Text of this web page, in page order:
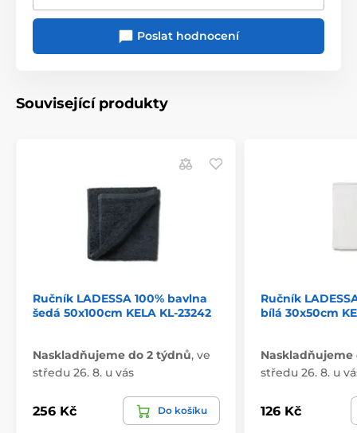
Poslat hodnocení
Související produkty
Ručník LADESSA 100% bavlna
šedá 50x100cm KELA KL-23242
Naskladňujeme do 2 týdnů, ve
středu 26. 8. u vás
256 Kč Do košíku
Ručník
bílá 30x50cm
Naskladňujeme
středu 26. 8. u
126 Kč